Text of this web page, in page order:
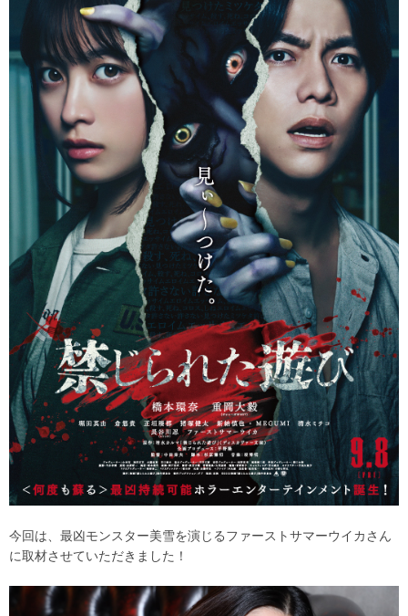
今回は、最凶モンスター美雪を演じるファーストサマーウイカさん
に取材させていただきました！